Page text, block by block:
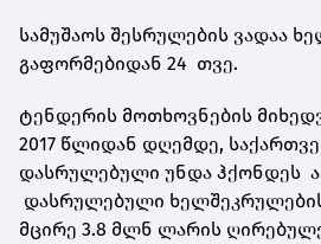
სამუშაოს შესრულების ვადაა
გაფორმებიდან 24 თვე.
ტენდერის მოთხოვნების
2017 წლიდან დღემდე,
დასრულებული უნდა ჰქონდეს
დასრულებული
მცირე 3.8 მლნ ლარის